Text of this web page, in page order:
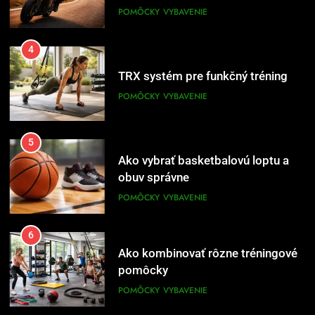
POMÔCKY
5
Ako vybrať basketbalovú loptu a
obuv správne
6
Ako kombinovať rôzne tréningové
pomôcky
POMÔCKY VYBAVENIE
7
Pomôcky na cvičenie brucha
POMÔCKY